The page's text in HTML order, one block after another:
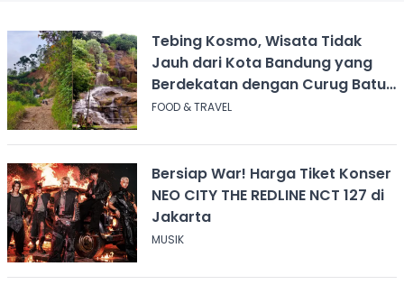
Tebing Kosmo, Wisata Tidak
Jauh dari Kota Bandung yang
Berdekatan dengan Curug Batu
Templek
FOOD & TRAVEL
Bersiap War! Harga Tiket Konser
NEO CITY THE REDLINE NCT 127 di
Jakarta
MUSIK